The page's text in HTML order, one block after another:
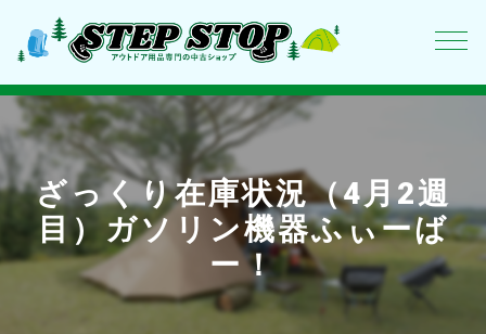
ざっくり在庫状況（4月2週
目）ガソリン機器ふぃーば
ー！